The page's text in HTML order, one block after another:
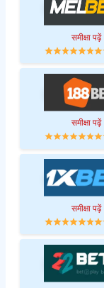
समीक्षा पढ़ें
समीक्षा पढ़ें
समीक्षा पढ़ें